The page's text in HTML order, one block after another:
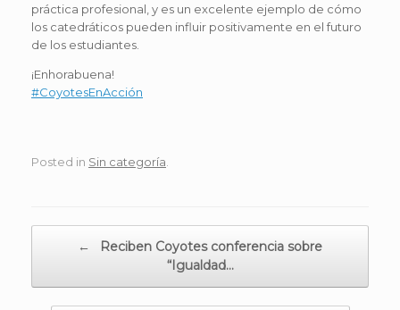
práctica profesional, y es un excelente ejemplo de cómo
los catedráticos pueden influir positivamente en el futuro
de los estudiantes.
¡Enhorabuena!
#CoyotesEnAcción
Posted in Sin categoría.
←
Reciben Coyotes conferencia sobre
“Igualdad…